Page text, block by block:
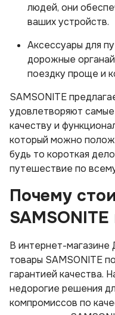
людей, они
ваших устройств.
Аксессуары для
дорожные
поездку проще и
SAMSONITE
удовлетворяют
качеству и
который можно
будь то короткая
путешествие по
Почему
В интернет-
товары SAMSONITE
гарантией качества.
недорогие решения
компромиссов по